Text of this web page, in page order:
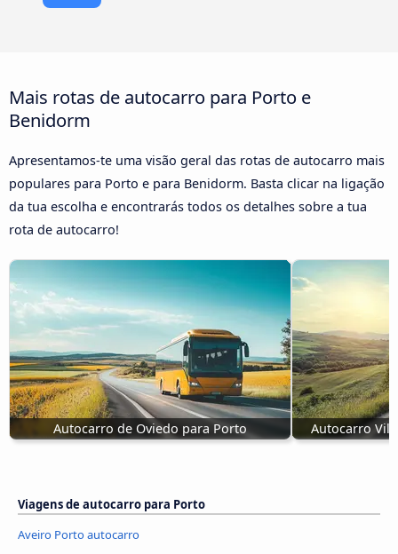
Mais rotas de autocarro para Porto e
Benidorm
Apresentamos-te uma visão geral das rotas de autocarro mais
populares para Porto e para Benidorm. Basta clicar na ligação
da tua escolha e encontrarás todos os detalhes sobre a tua
rota de autocarro!
Autocarro de Oviedo para Porto Autocarro
Viagens de autocarro para Porto
Aveiro Porto autocarro